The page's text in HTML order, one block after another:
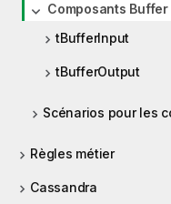
Composants Buffer
tBufferInput
tBufferOutput
Scénarios pour les
Règles métier
Cassandra